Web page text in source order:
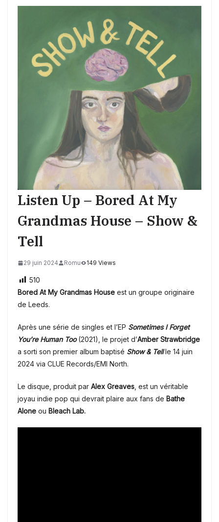
Listen Up – Bored At My
Grandmas House – Show &
Tell
29 juin 2024 Romu 149 Views
510
Bored At My Grandmas House est un groupe originaire
de Leeds.
Après une série de singles et l’EP Sometimes I Forget
You’re Human Too(2021), le projet d’Amber Strawbridge
a sorti son premier album baptisé Show & Tellle 14 juin
2024 via CLUE Records/EMI North.
Le disque, produit par Alex Greaves , est un véritable
joyau indie pop qui devrait plaire aux fans de Bathe
Alone ou Bleach Lab.